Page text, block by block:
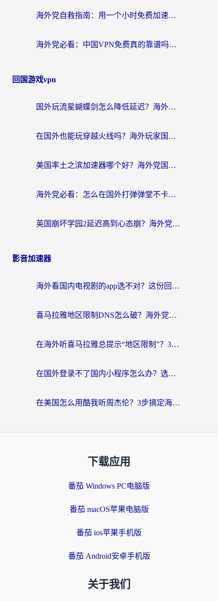
海外党自救指南：用一个小时免费加速器，轻松打破国内资源访问壁垒？
海外党必看：中国VPN免费真的靠谱吗？手把手教你选对回国加速器
回国游戏vpn
国外玩流星蝴蝶剑怎么降低延迟？海外党必看的加速秘籍（含欧洲鸣潮&彩虹岛优化攻略）
在国外也能玩穿越火线吗？海外玩家国服游戏畅玩终极指南
美国率土之滨加速器哪个好？海外党国服游戏畅玩终极指南（附多游戏解决方案）
海外党必看：怎么在国外打弹弹堂不卡？番茄加速器亲测指南
英国崩坏学园2延迟高到心态崩？海外党国服游戏加速终极指南
影音加速器
海外看国内电视剧的app选不对？这份回国加速器避坑指南帮你流畅追剧
喜马拉雅地区限制DNS怎么破？海外党听国内音乐听书的终极解决方案
在海外听喜马拉雅总提示“地区限制”？3步轻松解除+听国内音乐全攻略
在国外登录不了国内小程序怎么办？选对回国加速器，轻松解锁国内资源
在美国怎么用酷我听周杰伦？3步搞定海外听歌难题
下载应用
番茄 Windows PC电脑版
番茄 macOS苹果电脑版
番茄 ios苹果手机版
番茄 Android安卓手机版
关于我们